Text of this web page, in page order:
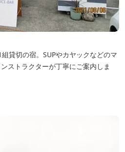
貸切の宿。SUPやカヤックなどのマ
ストラクターが丁寧にご案内しま